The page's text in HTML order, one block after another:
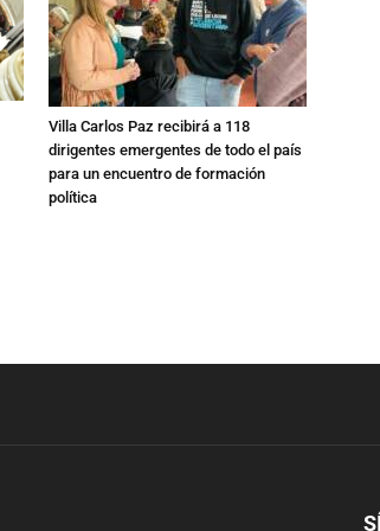
Villa Carlos Paz recibirá a 118
dirigentes emergentes de todo el país
para un encuentro de formación
política